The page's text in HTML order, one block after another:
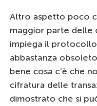
Altro aspetto poco
maggior parte delle
impiega il protocollo
abbastanza
bene cosa c’è che
cifratura delle
dimostrato che si